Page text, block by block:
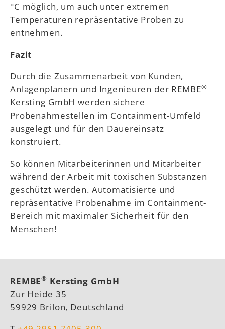
°C möglich, um auch unter extremen
Temperaturen repräsentative Proben zu
entnehmen.
Fazit
Durch die Zusammenarbeit von Kunden,
Anlagenplanern und Ingenieuren der REMBE®
Kersting GmbH werden sichere
Probenahmestellen im Containment-Umfeld
ausgelegt und für den Dauereinsatz
konstruiert.
So können Mitarbeiterinnen und Mitarbeiter
während der Arbeit mit toxischen Substanzen
geschützt werden. Automatisierte und
repräsentative Probenahme im Containment-
Bereich mit maximaler Sicherheit für den
Menschen!
REMBE® Kersting GmbH
Zur Heide 35
59929 Brilon, Deutschland